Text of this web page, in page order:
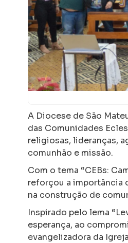
A Diocese de São
das Comunidades
religiosas, lideranças,
comunhão e missão.
Com o tema “CEBs:
reforçou a importância
na construção de
Inspirado pelo lema
esperança, ao
evangelizadora da